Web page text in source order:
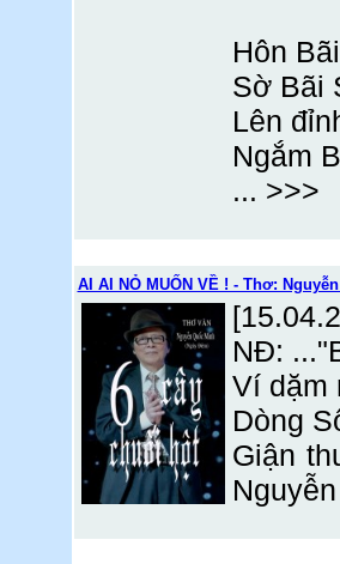
Hôn
Sờ Bãi
Lên
Ngắm
... >>>
AI AI NỎ MUỐN VỀ ! - Thơ:
NĐ:
Ví dặm
Dòng
Giận